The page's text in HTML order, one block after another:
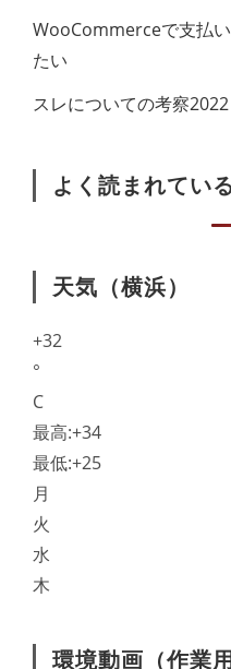
WooCommerceで支払
たい
スレについての考察2022
よく読まれてい
天気（横浜）
+32
°
C
最高:+34
最低:+25
月
火
水
木
環境動画（作業用